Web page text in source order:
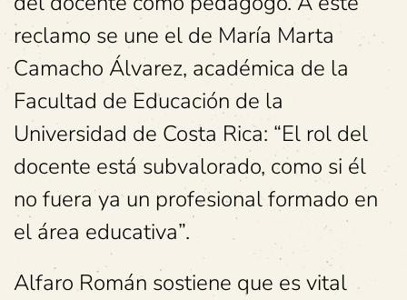
reclamo se une el de María Marta
Camacho Álvarez, académica de la
Facultad de Educación de la
Universidad de Costa Rica: “El rol del
docente está subvalorado, como si él
no fuera ya un profesional formado en
el área educativa”.
Alfaro Román sostiene que es vital